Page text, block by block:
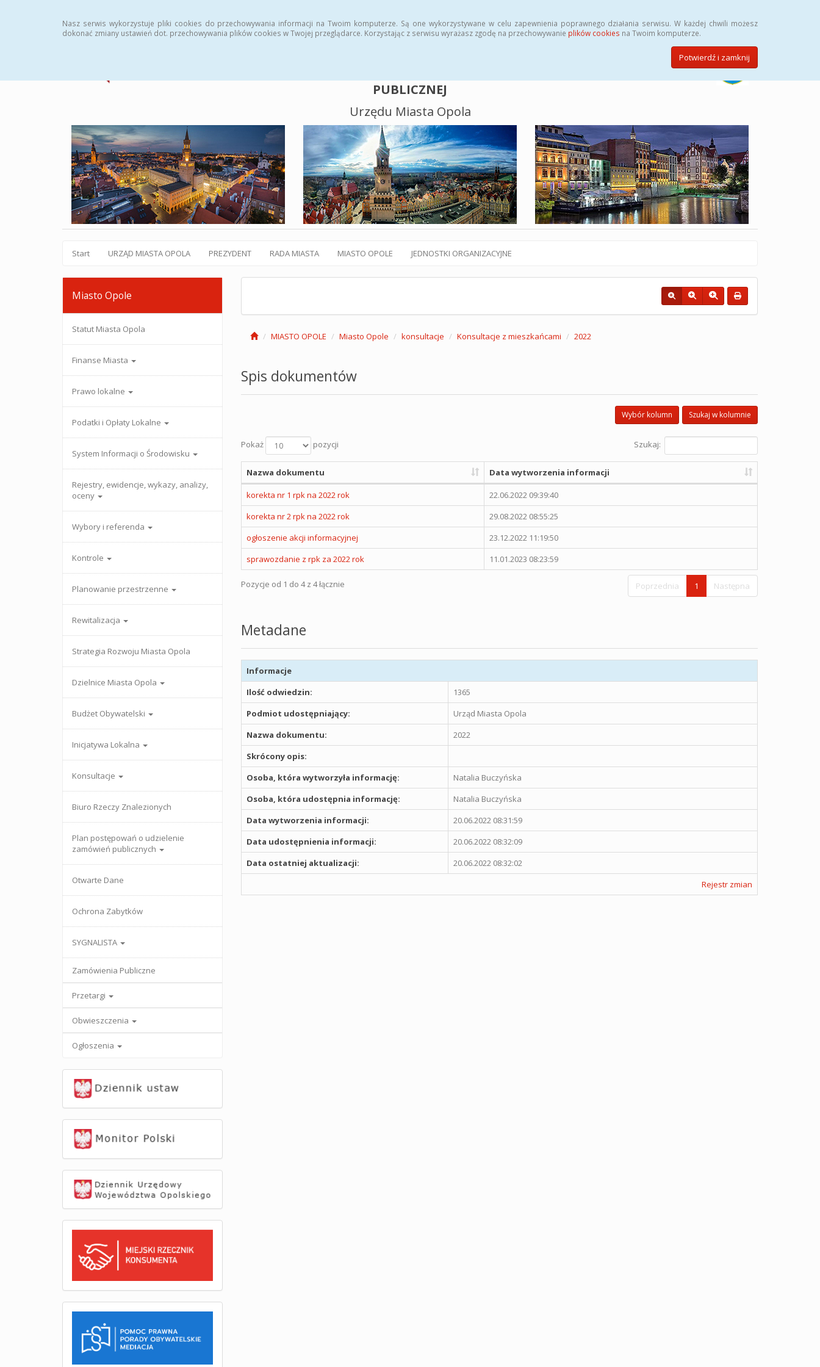
Nasz serwis wykorzystuje pliki cookies do przechowywania informacji na Twoim komputerze. Są one wykorzystywane w celu zapewnienia poprawnego działania serwisu. W każdej chwili możesz
dokonać zmiany ustawień dot. przechowywania plików cookies w Twojej przeglądarce. Korzystając z serwisu wyrażasz zgodę na przechowywanie plików cookies na Twoim komputerze.
Potwierdź i zamknij
PUBLICZNEJ
Urzędu Miasta Opola
Start URZĄD MIASTA OPOLA PREZYDENT RADA MIASTA MIASTO OPOLE JEDNOSTKI ORGANIZACYJNE
Miasto Opole
Statut Miasta Opola
Finanse Miasta
Prawo lokalne
Podatki i Opłaty Lokalne
System Informacji o Środowisku
Rejestry, ewidencje, wykazy, analizy,
oceny
Wybory i referenda
Kontrole
Planowanie przestrzenne
Rewitalizacja
Strategia Rozwoju Miasta Opola
Dzielnice Miasta Opola
Budżet Obywatelski
Inicjatywa Lokalna
Konsultacje
Biuro Rzeczy Znalezionych
Plan postępowań o udzielenie
zamówień publicznych
Otwarte Dane
Ochrona Zabytków
SYGNALISTA
Zamówienia Publiczne
Przetargi
Obwieszczenia
Ogłoszenia
MIASTO OPOLE Miasto Opole konsultacje Konsultacje z mieszkańcami 2022
Spis dokumentów
Szukaj w kolumnie
Wybór kolumn
Pokaż pozycji Szukaj:
Nazwa dokumentu Data wytworzenia informacji
korekta nr 1 rpk na 2022 rok
22.06.2022 09:39:40
korekta nr 2 rpk na 2022 rok
29.08.2022 08:55:25
ogłoszenie akcji informacyjnej
23.12.2022 11:19:50
sprawozdanie z rpk za 2022 rok
11.01.2023 08:23:59
Pozycje od 1 do 4 z 4 łącznie Poprzednia 1 Następna
Metadane
Informacje
Ilość odwiedzin:
1365
Podmiot udostępniający:
Urząd Miasta Opola
Nazwa dokumentu:
2022
Skrócony opis:
Osoba, która wytworzyła informację:
Natalia Buczyńska
Osoba, która udostępnia informację:
Natalia Buczyńska
Data wytworzenia informacji:
20.06.2022 08:31:59
Data udostępnienia informacji:
20.06.2022 08:32:09
Data ostatniej aktualizacji:
20.06.2022 08:32:02
Rejestr zmian